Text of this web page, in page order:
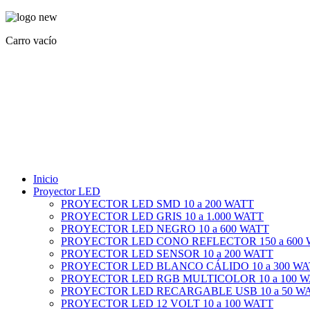
Carro vacío
Inicio
Proyector LED
PROYECTOR LED SMD 10 a 200 WATT
PROYECTOR LED GRIS 10 a 1.000 WATT
PROYECTOR LED NEGRO 10 a 600 WATT
PROYECTOR LED CONO REFLECTOR 150 a 600
PROYECTOR LED SENSOR 10 a 200 WATT
PROYECTOR LED BLANCO CÁLIDO 10 a 300
PROYECTOR LED RGB MULTICOLOR 10 a 100
PROYECTOR LED RECARGABLE USB 10 a 50
PROYECTOR LED 12 VOLT 10 a 100 WATT